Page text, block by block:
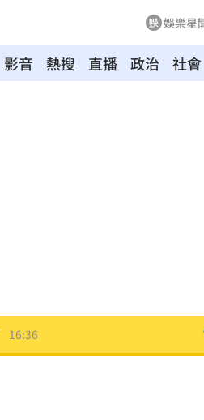
娛樂星
影音 熱搜 直播 政治 社會
16:36